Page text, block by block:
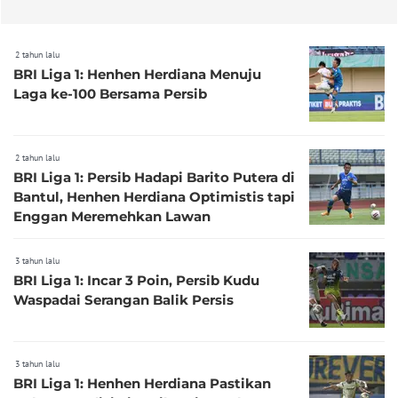
2 tahun lalu
BRI Liga 1: Henhen Herdiana Menuju
Laga ke-100 Bersama Persib
2 tahun lalu
BRI Liga 1: Persib Hadapi Barito Putera di
Bantul, Henhen Herdiana Optimistis tapi
Enggan Meremehkan Lawan
3 tahun lalu
BRI Liga 1: Incar 3 Poin, Persib Kudu
Waspadai Serangan Balik Persis
3 tahun lalu
BRI Liga 1: Henhen Herdiana Pastikan